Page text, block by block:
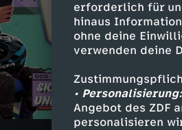
erforderlich für
hinaus
ohne deine
verwenden deine
• Personalisierung:
Angebot des ZDF
personalisieren